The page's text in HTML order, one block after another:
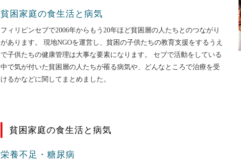
貧困家庭の食生活と病気
フィリピンセブで2006年からもう20年ほど貧困層の人たちとのつながり
があります。 現地NGOを運営し、貧困の子供たちの教育支援をするうえ
で子供たちの健康管理は大事な要素になります。 セブで活動をしている
中で気が付いた貧困層の人たちが罹る病気や、どんなところで治療を受
けるかなどに関してまとめました。
貧困家庭の食生活と病気
栄養不足・糖尿病